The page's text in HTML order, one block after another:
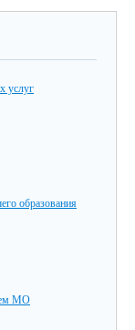
услуг
образования
МО